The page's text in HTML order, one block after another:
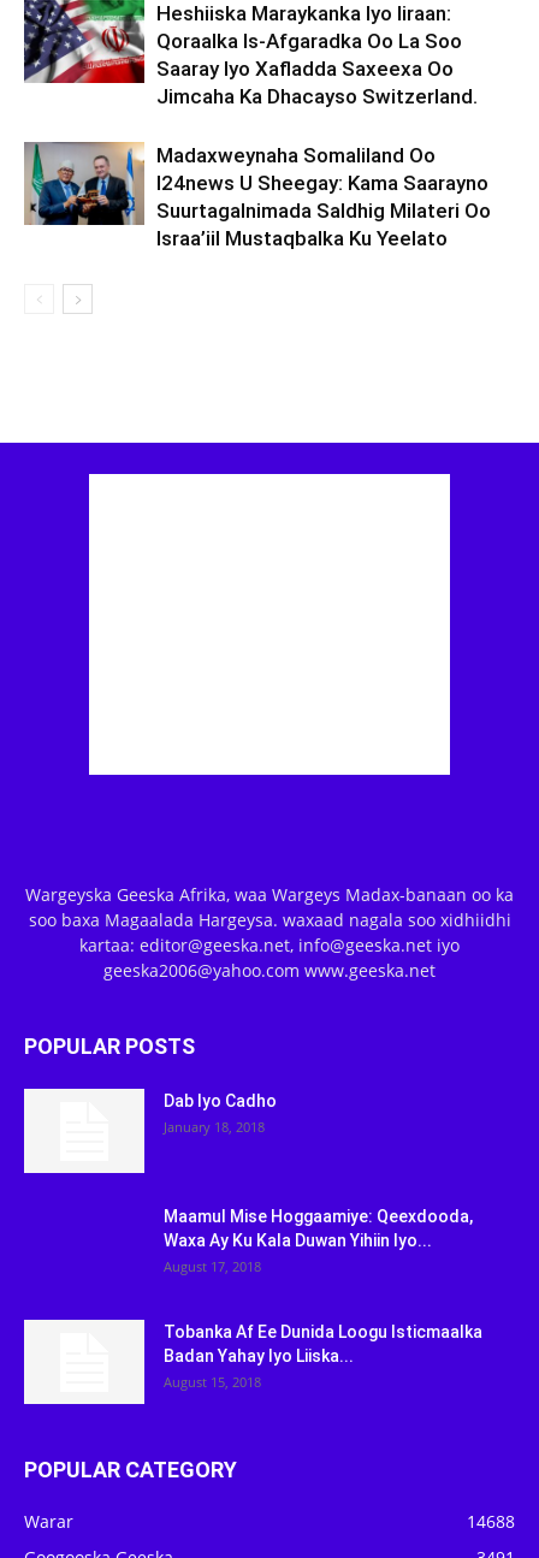
Heshiiska Maraykanka Iyo Iiraan:
Qoraalka Is-Afgaradka Oo La Soo
Saaray Iyo Xafladda Saxeexa Oo
Jimcaha Ka Dhacayso Switzerland.
Madaxweynaha Somaliland Oo
I24news U Sheegay: Kama Saarayno
Suurtagalnimada Saldhig Milateri Oo
Israa’iil Mustaqbalka Ku Yeelato
Wargeyska Geeska Afrika, waa Wargeys Madax-banaan oo ka
soo baxa Magaalada Hargeysa. waxaad nagala soo xidhiidhi
kartaa: editor@geeska.net, info@geeska.net iyo
geeska2006@yahoo.com www.geeska.net
POPULAR POSTS
Dab Iyo Cadho
January 18, 2018
Maamul Mise Hoggaamiye: Qeexdooda,
Waxa Ay Ku Kala Duwan Yihiin Iyo...
August 17, 2018
Tobanka Af Ee Dunida Loogu Isticmaalka
Badan Yahay Iyo Liiska...
August 15, 2018
POPULAR CATEGORY
Warar
14688